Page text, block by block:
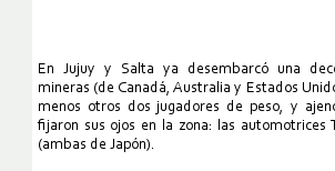
En Jujuy y Salta ya desembarcó una
mineras (de Canadá, Australia y Estados
menos otros dos jugadores de peso, y
fijaron sus ojos en la zona: las automotrices
(ambas de Japón).